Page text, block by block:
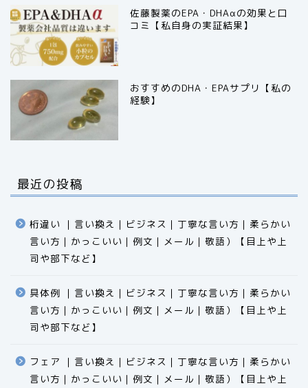
佐藤製薬のEPA・DHAαの効果と口
コミ【私自身の実証結果】
おすすめのDHA・EPAサプリ【私の
経験】
最近の投稿
桁違い ｜言い換え｜ビジネス｜丁寧な言い方｜柔らかい
言い方｜かっこいい｜例文｜メール｜敬語）【目上や上
司や部下など】​​​​​​​​​​​​​​​​
具体例 ｜言い換え｜ビジネス｜丁寧な言い方｜柔らかい
言い方｜かっこいい｜例文｜メール｜敬語）【目上や上
司や部下など】​​​​​​​​​​​​​​​​
フェア ｜言い換え｜ビジネス｜丁寧な言い方｜柔らかい
言い方｜かっこいい｜例文｜メール｜敬語）【目上や上
食品